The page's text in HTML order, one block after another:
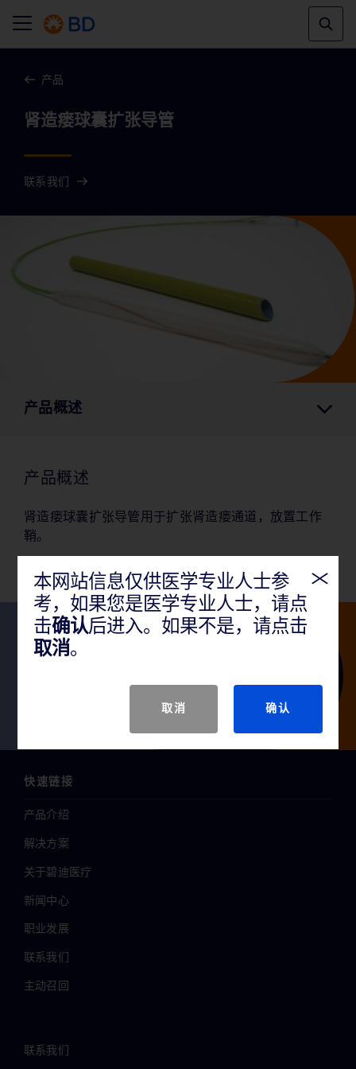
产品
联系我们
产品概述
产品概述
肾造瘘球囊扩张导管用于扩张肾造瘘通道，放置工作
鞘。
关注我们
快速链接
产品介绍
解决方案
关于碧迪医疗
新闻中心
职业发展
联系我们
主动召回
联系我们
本网站信息仅供医学专业人士参
考，如果您是医学专业人士，请点
击确认后进入。如果不是，请点击
取消。
取消 确认